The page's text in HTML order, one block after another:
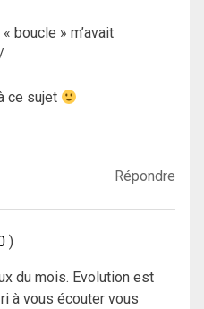
boucle » m’avait
ce sujet
Répondre
du mois. Evolution est
à vous écouter vous